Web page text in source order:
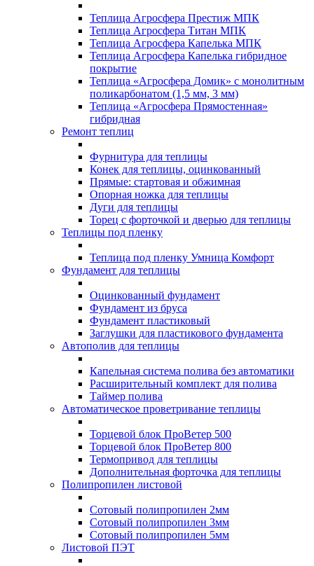
Теплица Агросфера Престиж МПК
Теплица Агросфера Титан МПК
Теплица Агросфера Капелька МПК
Теплица Агросфера Капелька гибридное
покрытие
Теплица «Агросфера Домик» с монолитным
поликарбонатом (1,5 мм, 3 мм)
Теплица «Агросфера Прямостенная»
гибридная
Ремонт теплиц
Фурнитура для теплицы
Конек для теплицы, оцинкованный
Прямые: стартовая и обжимная
Опорная ножка для теплицы
Дуги для теплицы
Торец с форточкой и дверью для теплицы
Теплицы под пленку
Теплица под пленку Умница Комфорт
Фундамент для теплицы
Оцинкованный фундамент
Фундамент из бруса
Фундамент пластиковый
Заглушки для пластикового фундамента
Автополив для теплицы
Капельная система полива без автоматики
Расширительный комплект для полива
Таймер полива
Автоматическое проветривание теплицы
Торцевой блок ПроВетер 500
Торцевой блок ПроВетер 800
Термопривод для теплицы
Дополнительная форточка для теплицы
Полипропилен листовой
Сотовый полипропилен 2мм
Сотовый полипропилен 3мм
Сотовый полипропилен 5мм
Листовой ПЭТ